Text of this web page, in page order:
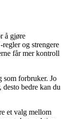
å gjøre
og strengere
får mer kontroll
som forbruker. Jo
bedre kan du
et valg mellom